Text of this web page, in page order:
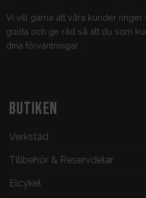
Vi vill gärna att våra kunder
guida och ge råd så att du som
dina förväntningar.
BUTIKEN
Verkstad
Tillbehör & Reservdelar
Elcykel